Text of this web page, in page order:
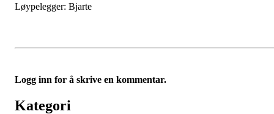
Løypelegger: Bjarte
Logg inn for å skrive en kommentar.
Kategori